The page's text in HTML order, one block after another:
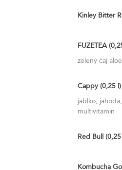
Kinley Bitter
FUZETEA
zelený čaj
Cappy (0,25 l)
jablko,
multivitamin
Red Bull
Kombucha